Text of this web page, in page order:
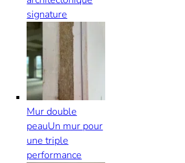
signature
Mur double
peauUn mur pour
une triple
performance